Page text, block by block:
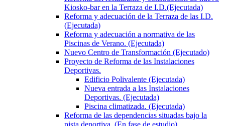
Kiosko-bar en la Terraza de I.D.(Ejecutada)
Reforma y adecuación de la Terraza de las I.D.
(Ejecutada)
Reforma y adecuación a normativa de las
Piscinas de Verano. (Ejecutada)
Nuevo Centro de Transformación (Ejecutado)
Proyecto de Reforma de las Instalaciones
Deportivas.
Edificio Polivalente (Ejecutada)
Nueva entrada a las Instalaciones
Deportivas. (Ejecutada)
Piscina climatizada. (Ejecutada)
Reforma de las dependencias situadas bajo la
pista deportiva. (En fase de estudio)